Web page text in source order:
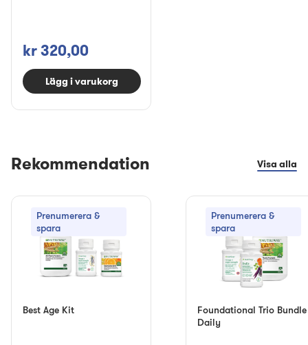
kr 320,00
Lägg i varukorg
Rekommendation Visa alla
Prenumerera &
spara
Best Age Kit
Prenumerera &
spara
Foundational Trio Bundle
Daily